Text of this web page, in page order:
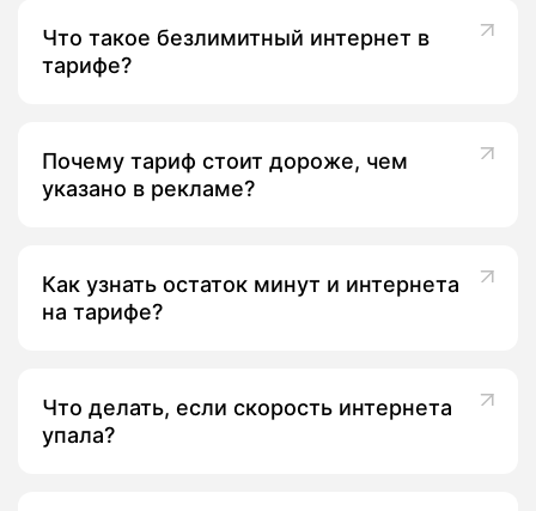
Что такое безлимитный интернет в
тарифе?
Почему тариф стоит дороже, чем
указано в рекламе?
Как узнать остаток минут и интернета
на тарифе?
Что делать, если скорость интернета
упала?